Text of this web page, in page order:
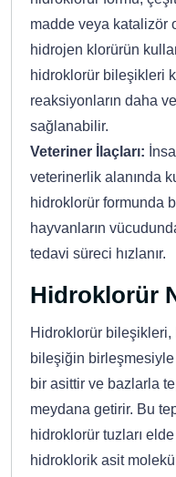
madde veya katalizör
hidrojen klorürün
hidroklorür bileşikleri
reaksiyonların daha
sağlanabilir.
Veteriner İlaçları:
veterinerlik alanında
hidroklorür formunda
hayvanların
tedavi süreci hızlanır.
Hidroklorür
Hidroklorür
bileşiğin
bir asittir ve bazlarla
meydana getirir. Bu
hidroklorür tuzları
hidroklorik asit